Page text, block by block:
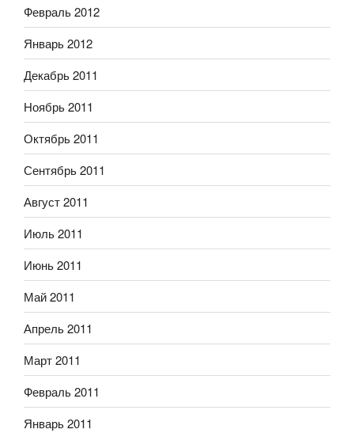
Февраль 2012
Январь 2012
Декабрь 2011
Ноябрь 2011
Октябрь 2011
Сентябрь 2011
Август 2011
Июль 2011
Июнь 2011
Май 2011
Апрель 2011
Март 2011
Февраль 2011
Январь 2011